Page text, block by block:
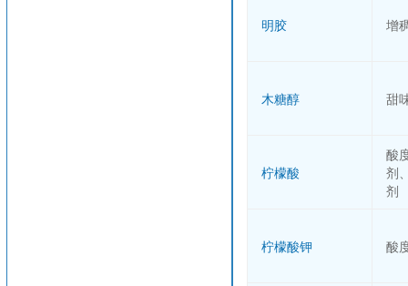
明胶 增
木糖醇 甜
柠檬酸
酸
剂
剂
柠檬酸钾 酸